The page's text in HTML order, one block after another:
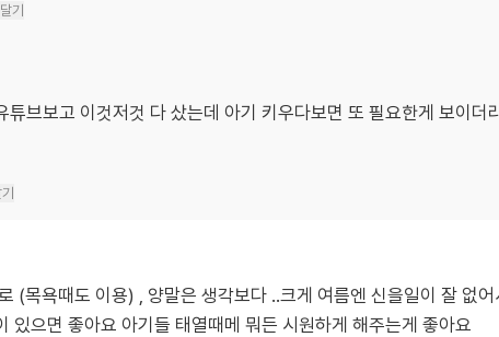
기
튜브보고 이것저것 다 샀는데 아기 키우다보면 또 필요한게 보이더
(목욕때도 이용) , 양말은 생각보다 ..크게 여름엔 신을일이 잘 없
있으면 좋아요 아기들 태열때메 뭐든 시원하게 해주는게 좋아요